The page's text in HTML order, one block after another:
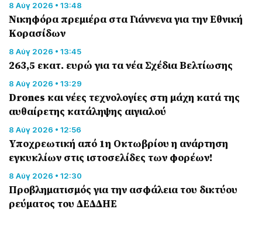
8 Αύγ 2026 • 13:48
Nικηφόρα πρεμιέρα στα Γιάννενα για την Εθνική
Κορασίδων
8 Αύγ 2026 • 13:45
263,5 εκατ. ευρώ για τα νέα Σχέδια Βελτίωσης
8 Αύγ 2026 • 13:29
Drones και νέες τεχνολογίες στη μάχη κατά της
αυθαίρετης κατάληψης αιγιαλού
8 Αύγ 2026 • 12:56
Υποχρεωτική από 1η Οκτωβρίου η ανάρτηση
εγκυκλίων στις ιστοσελίδες των φορέων!
8 Αύγ 2026 • 12:30
Προβληματισμός για την ασφάλεια του δικτύου
ρεύματος του ΔΕΔΔΗΕ